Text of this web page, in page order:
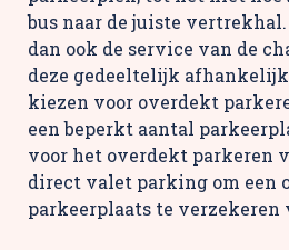
bus naar de juiste
dan ook de service van de
deze gedeeltelijk
kiezen voor overdekt
een beperkt aantal
voor het overdekt parkeren
direct valet parking om een
parkeerplaats te verzekeren